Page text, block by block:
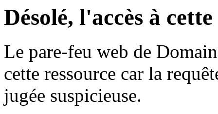
Désolé, l'accès à
Le pare-feu web de
cette ressource car la
jugée suspicieuse.